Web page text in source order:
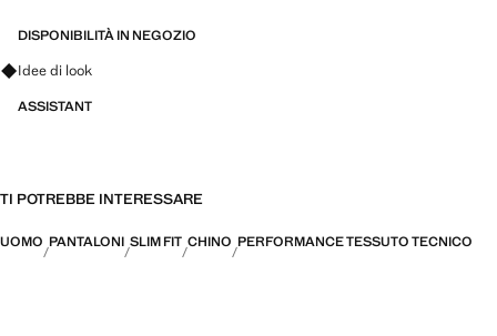
avanzate come tessuti bi-stretch, ad asciugatura rapida, facili da
categorie generali: termoregolante, funzionale e comfort
DISPONIBILITÀ IN NEGOZIO
Fai domande su look, capi e tendenze
Idee di look
ASSISTANT
TI POTREBBE INTERESSARE
UOMO PANTALONI SLIM FIT CHINO PERFORMANCE TESSUTO TECNICO